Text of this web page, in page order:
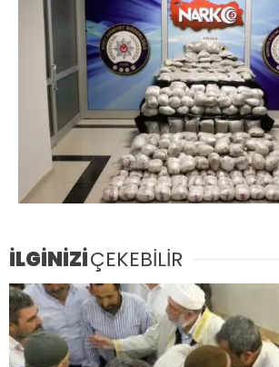
İLGİNİZİÇEKEBİLİR